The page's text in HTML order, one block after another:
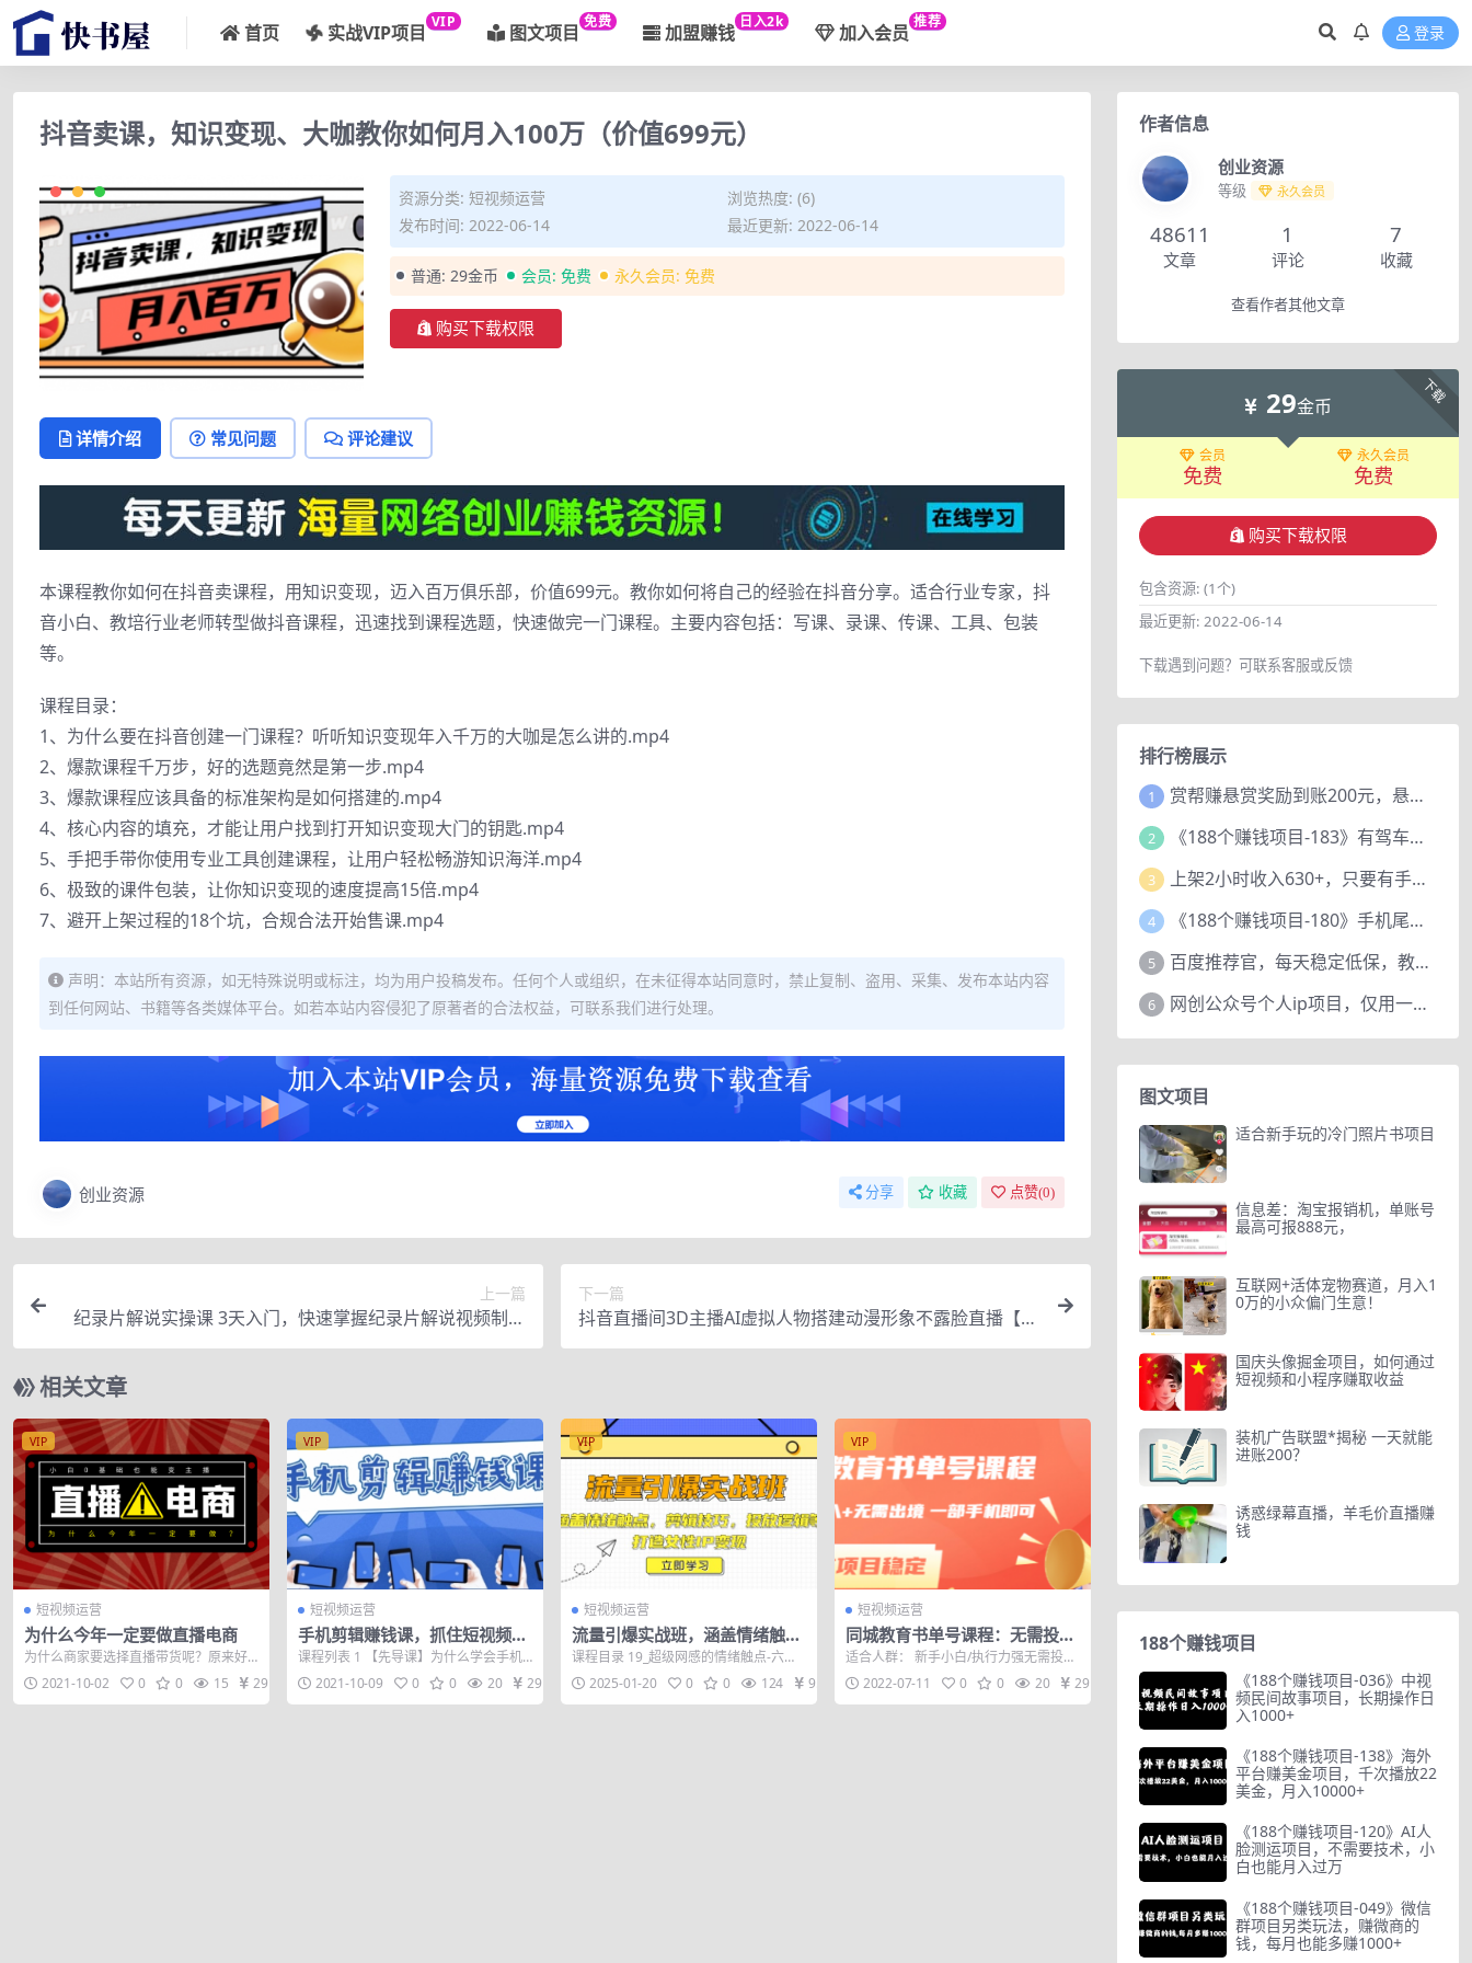
首页 实战VIP项目 VIP 图文项目 免费 加盟赚钱 日入2k 加入会员 推荐
登录
抖音卖课，知识变现、大咖教你如何月入100万（价值699元）
资源分类: 短视频运营
浏览热度: (6)
发布时间: 2022-06-14
最近更新: 2022-06-14
普通: 29金币 会员: 免费 永久会员: 免费
购买下载权限
详情介绍 常见问题 评论建议
本课程教你如何在抖音卖课程，用知识变现，迈入百万俱乐部，价值699元。教你如何将自己的经验在抖音分享。适合行业专家，抖
音小白、教培行业老师转型做抖音课程，迅速找到课程选题，快速做完一门课程。主要内容包括：写课、录课、传课、工具、包装
等。
课程目录：
1、为什么要在抖音创建一门课程？听听知识变现年入千万的大咖是怎么讲的.mp4
2、爆款课程千万步，好的选题竟然是第一步.mp4
3、爆款课程应该具备的标准架构是如何搭建的.mp4
4、核心内容的填充，才能让用户找到打开知识变现大门的钥匙.mp4
5、手把手带你使用专业工具创建课程，让用户轻松畅游知识海洋.mp4
6、极致的课件包装，让你知识变现的速度提高15倍.mp4
7、避开上架过程的18个坑，合规合法开始售课.mp4
声明：本站所有资源，如无特殊说明或标注，均为用户投稿发布。任何个人或组织，在未征得本站同意时，禁止复制、盗用、采集、发布本站内容
到任何网站、书籍等各类媒体平台。如若本站内容侵犯了原著者的合法权益，可联系我们进行处理。
创业资源 分享 收藏 点赞(0)
上一篇
纪录片解说实操课 3天入门，快速掌握纪录片解说视频制作
（价值999元）
下一篇
抖音直播间3D主播AI虚拟人物搭建动漫形象不露脸直播【虚
拟直播脚本+教程】
相关文章
VIP
短视频运营
为什么今年一定要做直播电商
为什么商家要选择直播带货呢？原来好
处那么多 其实直播电商之所以能在移动
端出现井喷...
2021-10-02 0 0 15 29
VIP
短视频运营
手机剪辑赚钱课，抓住短视频风
口剪出百万爆款视频，实操小白
3周赚到20000+
课程列表 1 【先导课】为什么学会手机
剪辑轻松赚钱 2 【第1节】软件的基本操
作...2021-10-09 0 0 20 29
VIP
短视频运营
流量引爆实战班，涵盖情绪触
点，剪辑技巧，投放逻辑等，打
造女性IP变现
课程目录 19_超级网感的情绪触点-六学
四练之三学三练四学.mp4 21_超级网...
2025-01-20 0 0 124 9.9
VIP
短视频运营
同城教育书单号课程：无需投入
+无需出境 一部手机即可 简单操
作项目稳定
适合人群： 新手小白/执行力强无需投
入，一部手机会剪辑即可操作业务介
绍： 1对1...
2022-07-11 0 0 20 29
作者信息
创业资源
等级 永久会员
48611
文章
1
评论
7
收藏
查看作者其他文章
下载
29金币
会员
免费
永久会员
免费
购买下载权限
包含资源: (1个)
最近更新: 2022-06-14
下载遇到问题？可联系客服或反馈
排行榜展示
1 赏帮赚悬赏奖励到账200元，悬赏任务多劳多得，人人可做。
2 《188个赚钱项目-183》有驾车评项目，动动小手，复制粘贴赚44元！
3 上架2小时收入630+，只要有手就能做的AI搞钱项目，奶奶看完都能学会!
4 《188个赚钱项目-180》手机尾号测试评分项目，短视频直播日赚200+
5 百度推荐官，每天稳定低保，教程赠上
6 网创公众号个人ip项目，仅用一篇文章做到全网引流！
图文项目
适合新手玩的冷门照片书项目
信息差：淘宝报销机，单账号
最高可报888元，
互联网+活体宠物赛道，月入1
0万的小众偏门生意！
国庆头像掘金项目，如何通过
短视频和小程序赚取收益
装机广告联盟*揭秘 一天就能
进账200？
诱惑绿幕直播，羊毛价直播赚
钱
188个赚钱项目
《188个赚钱项目-036》中视
频民间故事项目，长期操作日
入1000+
《188个赚钱项目-138》海外
平台赚美金项目，千次播放22
美金，月入10000+
《188个赚钱项目-120》AI人
脸测运项目，不需要技术，小
白也能月入过万
《188个赚钱项目-049》微信
群项目另类玩法，赚微商的
钱，每月也能多赚1000+